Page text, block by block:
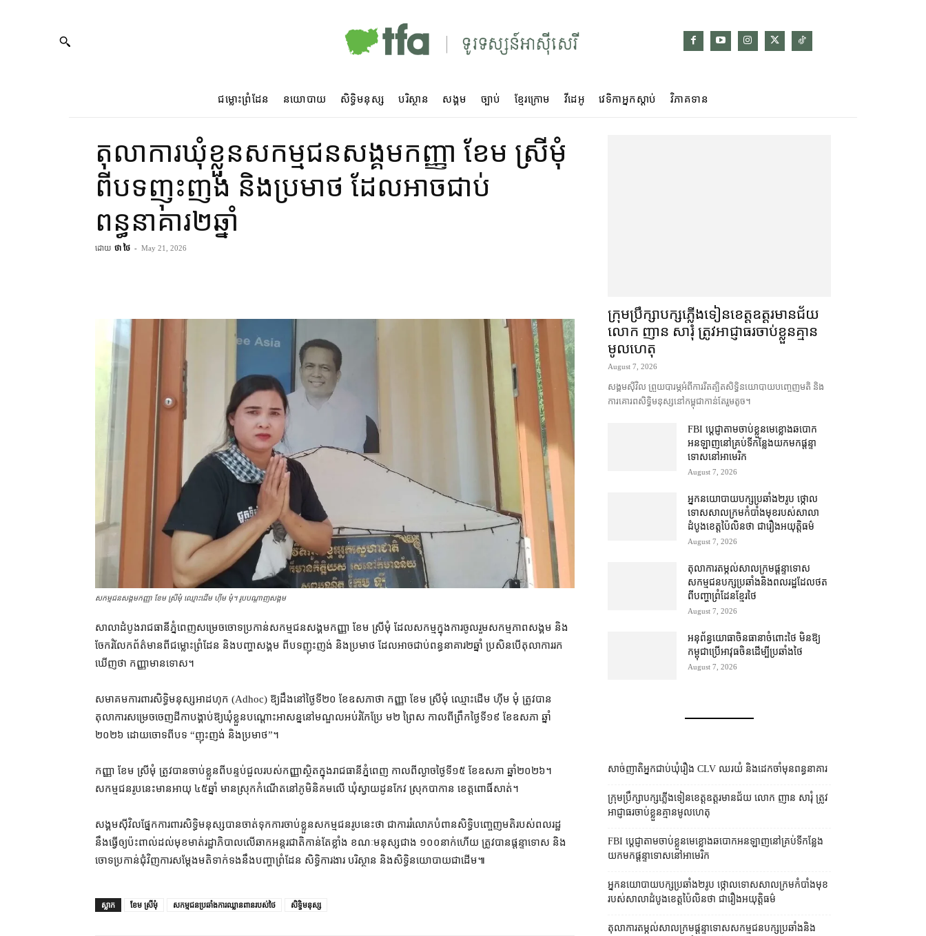
ជម្លោះព្រំដែន នយោបាយ សិទ្ធិមនុស្ស បរិស្ថាន សង្គម ច្បាប់ ខ្មែរក្រោម វីដេអូ វេទិកាអ្នកស្ដាប់ វិភាគទាន
តុលាការ​ឃុំខ្លួន​សកម្មជន​សង្គម​កញ្ញា ខែម ស្រីមុំ
ពី​បទ​ញុះញង់ និង​ប្រមាថ ដែល​អាច​ជាប់​
ពន្ធនាគារ​២​ឆ្នាំ
ដោយ ថា ថៃ - May 21, 2026
សកម្មជន​សង្គម​កញ្ញា ខែម ស្រីមុំ ឈ្មោះដើម ហ៊ីម​ មុំ។ រូបបណ្ដាញសង្គម
សាលាដំបូង​រាជធានី​ភ្នំពេញ​សម្រេច​ចោទប្រកាន់​សកម្មជន​សង្គម​កញ្ញា ខែម ស្រីមុំ ដែល​សកម្ម​ក្នុង​ការ​ចូលរួម​សកម្មភាព​សង្គម និង​
ចែករំលែក​ព័ត៌មាន​ពី​ជម្លោះព្រំដែន និង​បញ្ហា​សង្គម ពី​បទ​ញុះញង់ និង​ប្រមាថ ដែល​អាច​ជាប់​ពន្ធនាគារ​២​ឆ្នាំ ប្រសិនបើ​តុលាការ​រក​
ឃើញ​ថា កញ្ញា​មានទោស។
សមាគម​ការពារ​សិទ្ធិមនុស្ស​អាដហុក (Adhoc) ឱ្យ​ដឹង​នៅ​ថ្ងៃទី​២០ ខែឧសភា​ថា កញ្ញា ខែម ស្រីមុំ ឈ្មោះ​ដើម ហ៊ីម មុំ ត្រូវ​បាន​
តុលាការ​សម្រេច​ចេញ​ដីកា​បង្គាប់​ឱ្យ​ឃុំខ្លួន​បណ្ដោះអាសន្ន​នៅ​មណ្ឌល​អប់រំ​កែប្រែ ម​២ ព្រៃ​ស កាលពី​ព្រឹក​ថ្ងៃទី​១៩ ខែ​ឧសភា ឆ្នាំ​
២០២៦ ដោយ​ចោទ​ពី​បទ “​ញុះញង់ និង​ប្រមាថ”។
កញ្ញា ខែម ស្រីមុំ ត្រូវ​បាន​ចាប់ខ្លួន​ពី​បន្ទប់​ជួល​របស់​កញ្ញា​ស្ថិត​ក្នុង​រាជធានី​ភ្នំពេញ កាលពី​ល្ងាច​ថ្ងៃទី​១៥ ខែឧសភា ឆ្នាំ​២០២៦​។
សកម្មជន​រូប​នេះ​មាន​អាយុ ៤៥​ឆ្នាំ មាន​ស្រុកកំណើត​នៅ​ភូមិ​និគមលើ ឃុំ​ស្វាយដូនកែវ ស្រុក​បាកាន ខេត្តពោធិ៍សាត់។
សង្គម​ស៊ីវិល​ផ្នែក​ការពារ​សិទ្ធិមនុស្ស​បាន​ចាត់ទុក​ការ​ចាប់ខ្លួន​សកម្មជន​រូប​នេះ​ថា ជា​ការ​រំលោភបំពាន​សិទ្ធិ​បញ្ចេញមតិ​របស់​ពលរដ្ឋ
នឹង​ធ្វើ​ឲ្យ​ប៉ះពាល់​ដល់​មុខមាត់​រដ្ឋាភិបាល​លើ​ឆាក​អន្តរជាតិ​កាន់តែ​ខ្លាំង ខណៈ​មនុស្ស​ជាង ១០០​នាក់​ហើយ ត្រូវ​បាន​ផ្ដន្ទាទោស និង​
ចោទប្រកាន់​ជុំវិញ​ការសម្ដែង​មតិ​ទាក់ទង​នឹង​បញ្ហា​ព្រំដែន សិទ្ធិ​ការងារ បរិស្ថាន និង​សិទ្ធិ​នយោបាយ​ជាដើម៕
ស្លាក ខែម ស្រីមុំ សកម្មជនប្រឆាំងការឈ្លានពានរបស់ថៃ សិទ្ធិមនុស្ស
ក្រុមប្រឹក្សា​បក្ស​ភ្លើងទៀន​ខេត្ត​ឧត្ដរមានជ័យ
លោក ញាន សារុំ ត្រូវ​អាជ្ញាធរ​ចាប់ខ្លួន​គ្មាន​
មូលហេតុ
August 7, 2026
សង្គម​ស៊ីវិល ព្រួយបារម្ភ​អំពី​ការ​រឹតត្បិត​សិទ្ធិ​នយោបាយ​បញ្ចេញមតិ និង​
ការគោរព​សិទ្ធិមនុស្ស​នៅ​កម្ពុជា​កាន់តែ​រួម​តូច។
FBI ប្ដេជ្ញា​តាម​ចាប់ខ្លួន​មេខ្លោង​ឆបោក​
អនឡាញ​នៅ​គ្រប់​ទីកន្លែង​យក​មក​ផ្ដន្ទា
ទោស​នៅ​អាមេរិក
August 7, 2026
អ្នកនយោបាយ​បក្ស​ប្រឆាំង​២​រូប ថ្កោល
ទោស​សាលក្រម​កំបាំងមុខ​របស់​សាលា
ដំបូង​ខេត្ត​ប៉ៃលិន​ថា ជា​រឿង​អយុត្តិធម៌
August 7, 2026
តុលាការ​តម្កល់​សាលក្រម​ផ្ដន្ទាទោស​
សកម្មជន​បក្ស​ប្រឆាំង​និង​ពលរដ្ឋ​ដែល​ថត​
ពី​បញ្ហា​ព្រំដែន​ខ្មែរ​ថៃ
August 7, 2026
អនុព័ន្ធយោធា​ចិន​ធានា​ចំពោះ​ថៃ មិន​ឱ្យ​
កម្ពុជា​ប្រើ​អាវុធ​ចិន​ដើម្បី​ប្រឆាំង​ថៃ ​
August 7, 2026
សាច់ញាតិអ្នកជាប់ឃុំរឿង CLV ឈរយំ និងដេកចាំមុនពន្ធនាគារ
ក្រុមប្រឹក្សា​បក្ស​ភ្លើងទៀន​ខេត្ត​ឧត្ដរមានជ័យ លោក ញាន សារុំ ត្រូវ​
អាជ្ញាធរ​ចាប់ខ្លួន​គ្មាន​មូលហេតុ
FBI ប្ដេជ្ញា​តាម​ចាប់ខ្លួន​មេខ្លោង​ឆបោក​អនឡាញ​នៅ​គ្រប់​ទីកន្លែង​
យក​មក​ផ្ដន្ទាទោស​នៅ​អាមេរិក
អ្នកនយោបាយ​បក្ស​ប្រឆាំង​២​រូប ថ្កោលទោស​សាលក្រម​កំបាំងមុខ​
របស់​សាលាដំបូង​ខេត្ត​ប៉ៃលិន​ថា ជា​រឿង​អយុត្តិធម៌
តុលាការ​តម្កល់​សាលក្រម​ផ្ដន្ទាទោស​សកម្មជន​បក្ស​ប្រឆាំង​និង​